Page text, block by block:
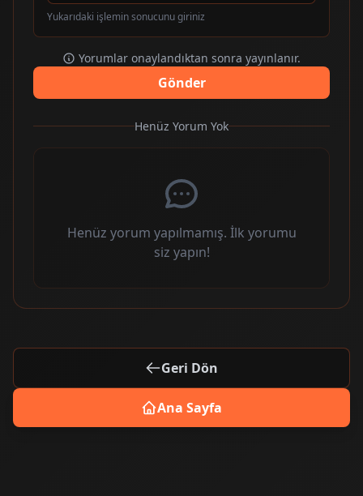
Yukarıdaki işlemin sonucunu giriniz
Yorumlar onaylandıktan sonra yayınlanır.
Gönder
Henüz Yorum Yok
Henüz yorum yapılmamış. İlk yorumu
siz yapın!
Geri Dön
Ana Sayfa